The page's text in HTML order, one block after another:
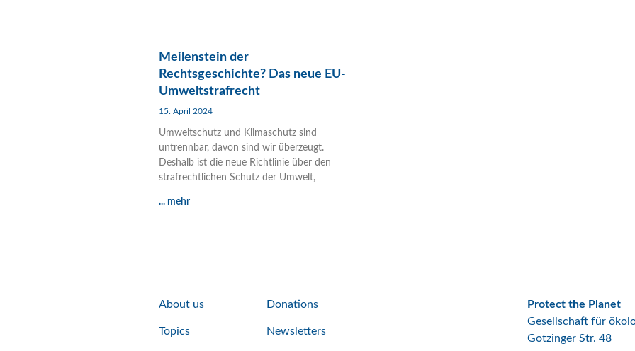
Meilenstein der
Rechtsgeschichte? Das neue EU-
Umweltstrafrecht
15. April 2024
Umweltschutz und Klimaschutz sind
untrennbar, davon sind wir überzeugt.
Deshalb ist die neue Richtlinie über den
strafrechtlichen Schutz der Umwelt,
... mehr
About us
Topics
Donations
Newsletters
Protect the Planet
Gesellschaft für
Gotzinger Str. 48